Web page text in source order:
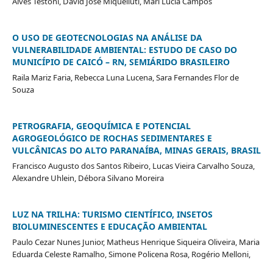
O USO DE GEOTECNOLOGIAS NA ANÁLISE DA
VULNERABILIDADE AMBIENTAL: ESTUDO DE CASO DO
MUNICÍPIO DE CAICÓ – RN, SEMIÁRIDO BRASILEIRO
Raila Mariz Faria, Rebecca Luna Lucena, Sara Fernandes Flor de
Souza
PETROGRAFIA, GEOQUÍMICA E POTENCIAL
AGROGEOLÓGICO DE ROCHAS SEDIMENTARES E
VULCÂNICAS DO ALTO PARANAÍBA, MINAS GERAIS, BRASIL
Francisco Augusto dos Santos Ribeiro, Lucas Vieira Carvalho Souza,
Alexandre Uhlein, Débora Silvano Moreira
LUZ NA TRILHA: TURISMO CIENTÍFICO, INSETOS
BIOLUMINESCENTES E EDUCAÇÃO AMBIENTAL
Paulo Cezar Nunes Junior, Matheus Henrique Siqueira Oliveira, Maria
Eduarda Celeste Ramalho, Simone Policena Rosa, Rogério Melloni,